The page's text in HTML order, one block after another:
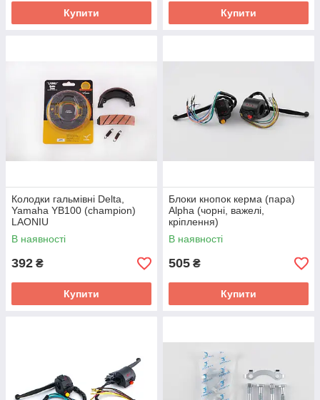
Купити Купити
Колодки гальмівні Delta,
Yamaha YB100 (champion)
LAONIU
В наявності
392 ₴
Купити
Блоки кнопок керма (пара)
Alpha (чорні, важелі,
кріплення)
В наявності
505 ₴
Купити